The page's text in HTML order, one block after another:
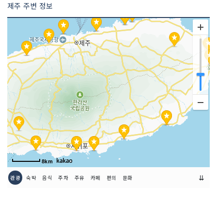
제주 주변 정보
8km
관광 숙박 음식 주차 주유 카페 편의 문화 ⇊